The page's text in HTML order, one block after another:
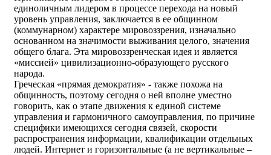
единоличным лидером в процессе перехода на новый
уровень управления, заключается в ее общинном
(коммунарном) характере мировоззрения, изначально
основанном на значимости выживания целого, значения
общего блага. Эта мировоззренческая идея и является
«миссией» цивилизационно-образующего русского
народа.
Греческая «прямая демократия» - также похожа на
общинность, поэтому сегодня о ней вполне уместно
говорить, как о этапе движения к единой системе
управления и гармоничного самоуправления, по причине
специфики имеющихся сегодня связей, скорости
распространения информации, квалификации отдельных
людей. Интернет и горизонтальные (а не вертикальные –